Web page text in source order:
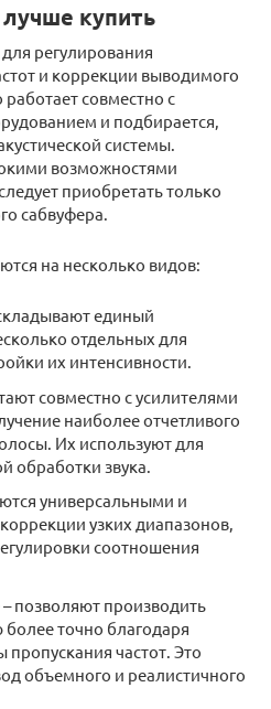
купить
регулирования
и коррекции выводимого
работает совместно с
и подбирается,
системы.
возможностями
приобретать только
сабвуфера.
на несколько видов:
единый
отдельных для
их интенсивности.
совместно с усилителями
наиболее отчетливого
Их используют для
обработки звука.
универсальными и
узких диапазонов,
соотношения
позволяют производить
точно благодаря
частот. Это
объемного и реалистичного